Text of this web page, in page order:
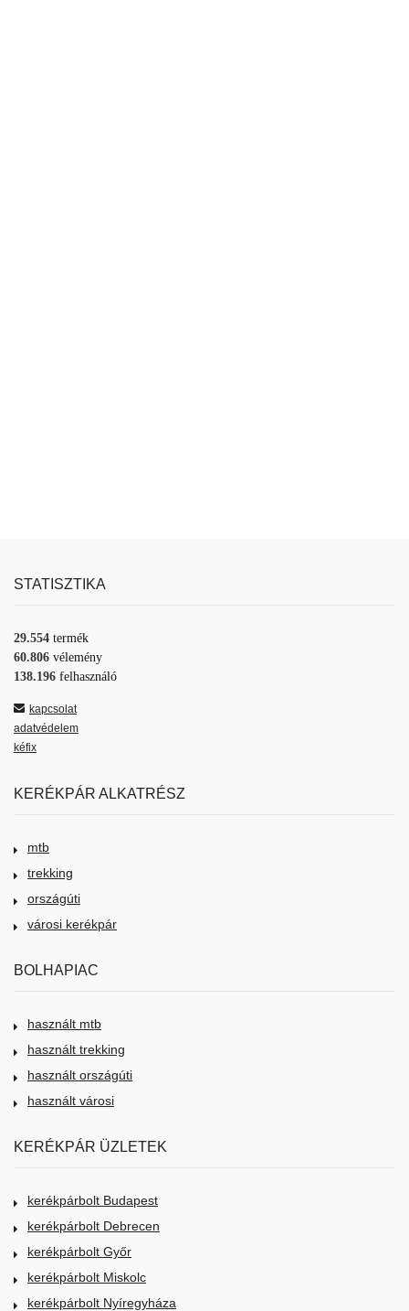
STATISZTIKA
29.554 termék
60.806 vélemény
138.196 felhasználó
kapcsolat
adatvédelem
kéfix
KERÉKPÁR ALKATRÉSZ
mtb
trekking
országúti
városi kerékpár
BOLHAPIAC
használt mtb
használt trekking
használt országúti
használt városi
KERÉKPÁR ÜZLETEK
kerékpárbolt Budapest
kerékpárbolt Debrecen
kerékpárbolt Győr
kerékpárbolt Miskolc
kerékpárbolt Nyíregyháza